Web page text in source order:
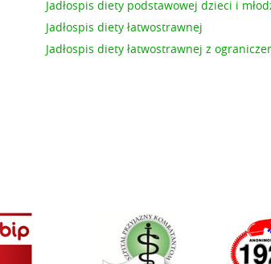
Jadłospis diety podstawowej dzieci i
Jadłospis diety łatwostrawnej
Jadłospis diety łatwostrawnej z